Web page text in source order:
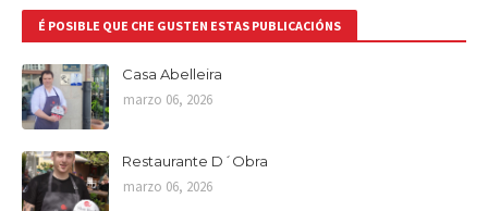
É POSIBLE QUE CHE GUSTEN ESTAS PUBLICACIÓNS
Casa Abelleira
marzo 06, 2026
Restaurante D´Obra
marzo 06, 2026